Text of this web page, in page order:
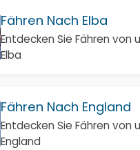
Fähren Nach Elba
Entdecken Sie Fähren von
Elba
Fähren Nach England
Entdecken Sie Fähren von
England